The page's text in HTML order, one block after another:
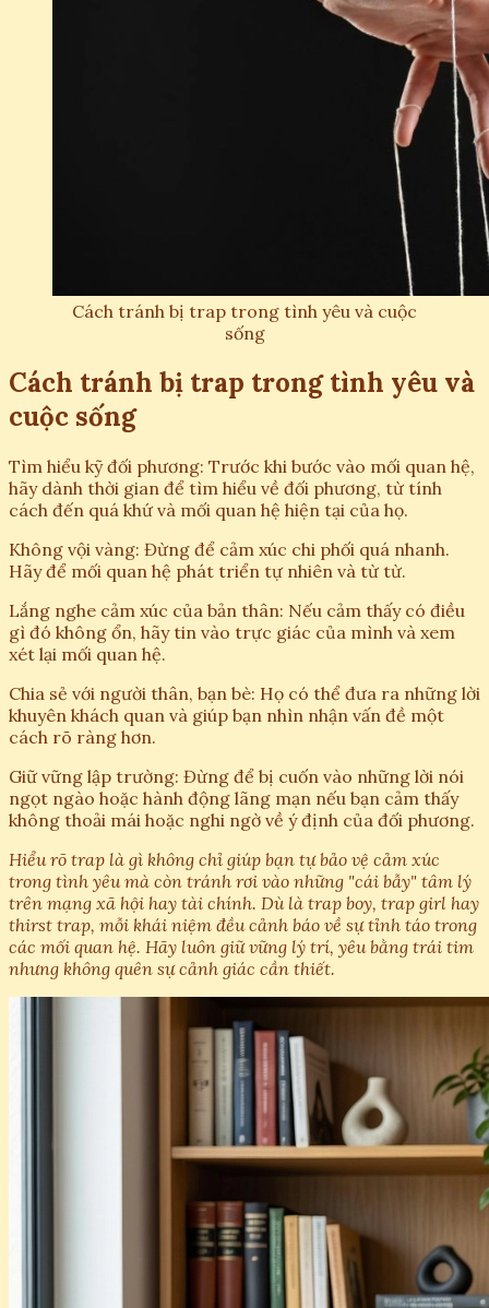
Cách tránh bị trap trong tình yêu và cuộc
sống
Cách tránh bị trap trong tình yêu và
cuộc sống
Tìm hiểu kỹ đối phương: Trước khi bước vào mối quan hệ,
hãy dành thời gian để tìm hiểu về đối phương, từ tính
cách đến quá khứ và mối quan hệ hiện tại của họ.
Không vội vàng: Đừng để cảm xúc chi phối quá nhanh.
Hãy để mối quan hệ phát triển tự nhiên và từ từ.
Lắng nghe cảm xúc của bản thân: Nếu cảm thấy có điều
gì đó không ổn, hãy tin vào trực giác của mình và xem
xét lại mối quan hệ.
Chia sẻ với người thân, bạn bè: Họ có thể đưa ra những lời
khuyên khách quan và giúp bạn nhìn nhận vấn đề một
cách rõ ràng hơn.
Giữ vững lập trường: Đừng để bị cuốn vào những lời nói
ngọt ngào hoặc hành động lãng mạn nếu bạn cảm thấy
không thoải mái hoặc nghi ngờ về ý định của đối phương.
Hiểu rõ trap là gì không chỉ giúp bạn tự bảo vệ cảm xúc
trong tình yêu mà còn tránh rơi vào những "cái bẫy" tâm lý
trên mạng xã hội hay tài chính. Dù là trap boy, trap girl hay
thirst trap, mỗi khái niệm đều cảnh báo về sự tỉnh táo trong
các mối quan hệ. Hãy luôn giữ vững lý trí, yêu bằng trái tim
nhưng không quên sự cảnh giác cần thiết.